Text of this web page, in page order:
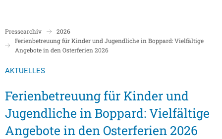
Mandatsträger/innen
Sitzungsbekanntmachungen
Sitzungstermine und Niederschriften
Stadtentwicklung/Konzepte
Öffentliche Bekanntmachungen
Museum
Ukrainehilfe
Ortsbezirke
Freizeit, Kultur und Tourismus
Freibad
Stadthalle
Museum
Pressearchiv
2026
Ferienbetreuung für Kinder und Jugendliche in Boppard: Vielfältige
Angebote in den Osterferien 2026
AKTUELLES
Ferienbetreuung für Kinder und
Jugendliche in Boppard: Vielfältige
Angebote in den Osterferien 2026